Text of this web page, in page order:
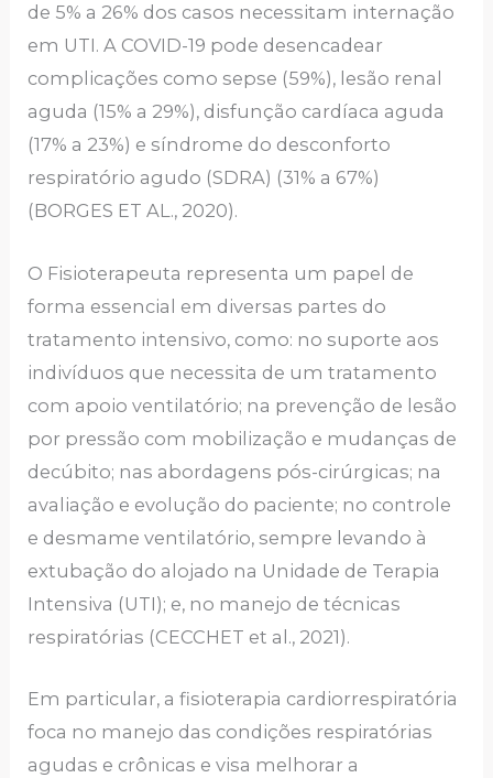
de 5% a 26% dos casos necessitam internação
em UTI. A COVID-19 pode desencadear
complicações como sepse (59%), lesão renal
aguda (15% a 29%), disfunção cardíaca aguda
(17% a 23%) e síndrome do desconforto
respiratório agudo (SDRA) (31% a 67%)
(BORGES ET AL., 2020).
O Fisioterapeuta representa um papel de
forma essencial em diversas partes do
tratamento intensivo, como: no suporte aos
indivíduos que necessita de um tratamento
com apoio ventilatório; na prevenção de lesão
por pressão com mobilização e mudanças de
decúbito; nas abordagens pós-cirúrgicas; na
avaliação e evolução do paciente; no controle
e desmame ventilatório, sempre levando à
extubação do alojado na Unidade de Terapia
Intensiva (UTI); e, no manejo de técnicas
respiratórias (CECCHET et al., 2021).
Em particular, a fisioterapia cardiorrespiratória
foca no manejo das condições respiratórias
agudas e crônicas e visa melhorar a